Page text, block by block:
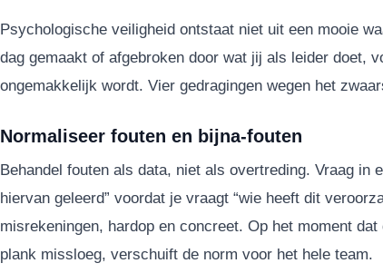
Psychologische veiligheid ontstaat niet uit een mooie
dag gemaakt of afgebroken door wat jij als leider doet,
ongemakkelijk wordt. Vier gedragingen wegen het
Normaliseer fouten en bijna-fouten
Behandel fouten als data, niet als overtreding. Vraag in
hiervan geleerd” voordat je vraagt “wie heeft dit
misrekeningen, hardop en concreet. Op het moment
plank missloeg, verschuift de norm voor het hele team.